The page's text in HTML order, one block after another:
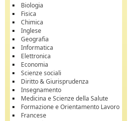
Biologia
Fisica
Chimica
Inglese
Geografia
Informatica
Elettronica
Economia
Scienze sociali
Diritto & Giurisprudenza
Insegnamento
Medicina e Scienze della Salute
Formazione e Orientamento Lavoro
Francese